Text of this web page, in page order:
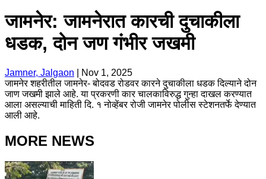
जामनेर: जामनेरात कारची दुचाकीला
धडक, दोन जण गंभीर जखमी
Jamner, Jalgaon
Nov 1, 2025
जामनेर शहरीतील जामनेर- बोदवड रोडवर कारने दुचाकीला धडक दिल्याने दोन
जाण जखमी झाले आहे. या प्रकरणी कार चालकाविरुद्ध गुन्हा दाखल करण्यात
आला असल्याची माहिती दि. १ नोव्हेंबर रोजी जामनेर पोलीस स्टेशनतर्फे देण्यात
आली आहे.
MORE NEWS